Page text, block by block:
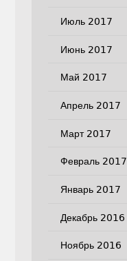
Июль 2017
Июнь 2017
Май 2017
Апрель 2017
Март 2017
Февраль 2017
Январь 2017
Декабрь 2016
Ноябрь 2016